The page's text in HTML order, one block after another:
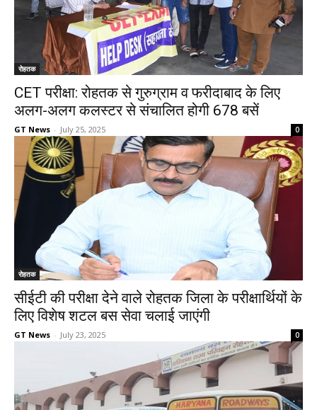
रोहतक
CET परीक्षा: रोहतक से गुरुग्राम व फरीदाबाद के लिए
अलग-अलग कलस्टर से संचालित होगी 678 बसें
GT News - July 25, 2025 0
रोहतक
सीईटी की परीक्षा देने वाले रोहतक जिला के परीक्षार्थियों के
लिए विशेष शटल बस सेवा चलाई जाएंगी
GT News - July 23, 2025 0